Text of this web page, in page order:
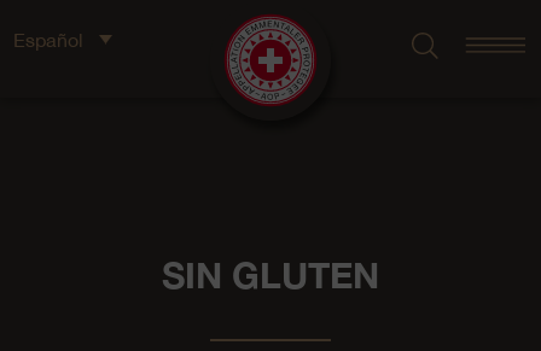
Español
SIN GLUTEN